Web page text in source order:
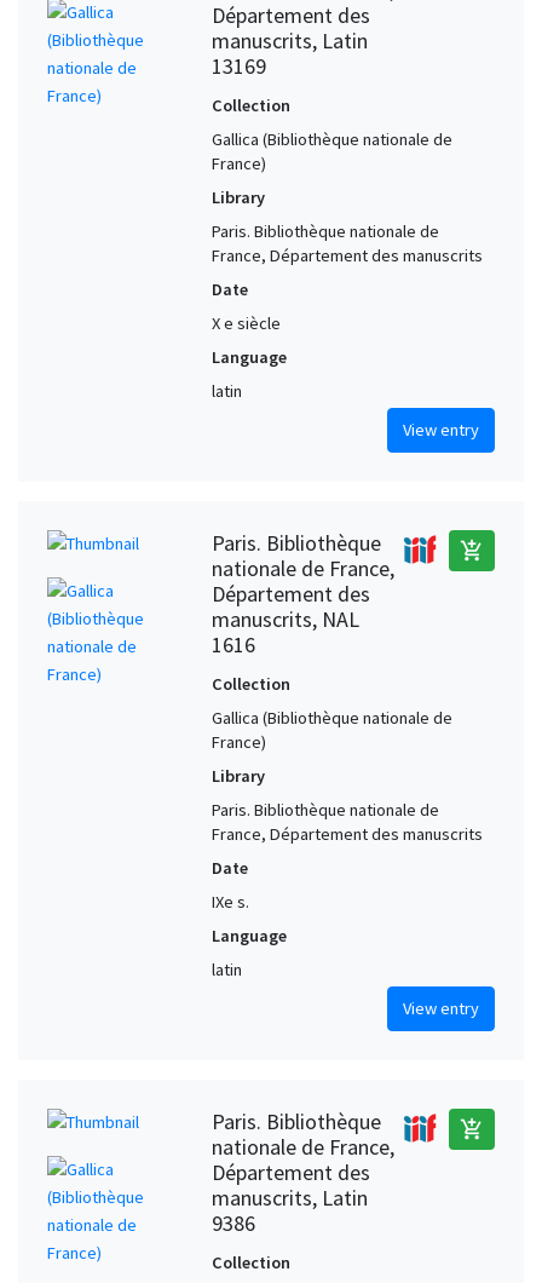
Département des
manuscrits, Latin
13169
Collection
Gallica (Bibliothèque nationale de
France)
Library
Paris. Bibliothèque nationale de
France, Département des manuscrits
Date
X e siècle
Language
latin
View entry
Paris. Bibliothèque
nationale de France,
Département des
manuscrits, NAL
1616
add_shopping_cart
Collection
Gallica (Bibliothèque nationale de
France)
Library
Paris. Bibliothèque nationale de
France, Département des manuscrits
Date
IXe s.
Language
latin
View entry
Paris. Bibliothèque
nationale de France,
Département des
manuscrits, Latin
9386
add_shopping_cart
Collection